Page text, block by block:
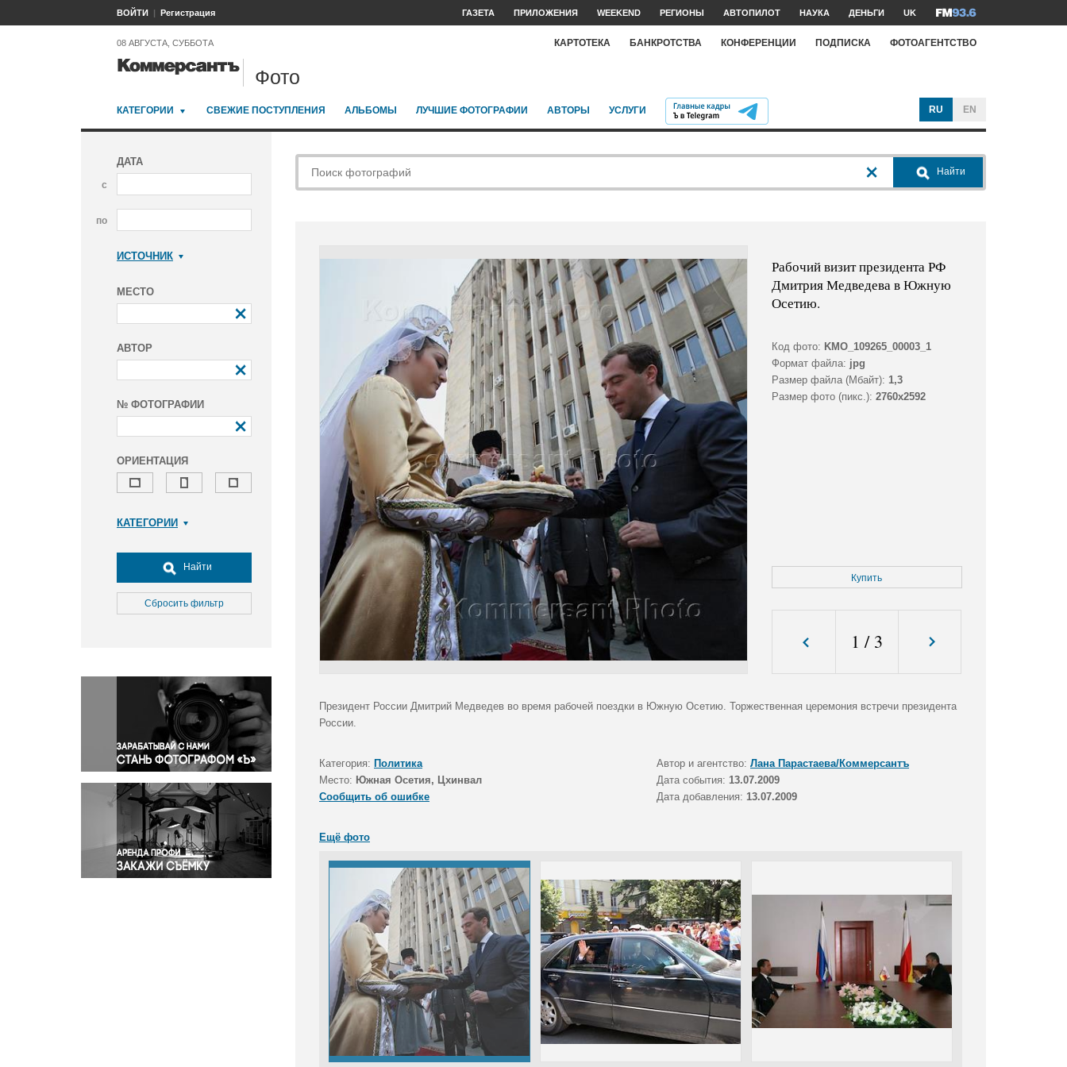
ВОЙТИ Регистрация ГАЗЕТА ПРИЛОЖЕНИЯ WEEKEND РЕГИОНЫ АВТОПИЛОТ НАУКА ДЕНЬГИ UK
08 АВГУСТА, СУББОТА КАРТОТЕКА БАНКРОТСТВА КОНФЕРЕНЦИИ ПОДПИСКА ФОТОАГЕНТСТВО
Фото
КАТЕГОРИИ СВЕЖИЕ ПОСТУПЛЕНИЯ АЛЬБОМЫ ЛУЧШИЕ ФОТОГРАФИИ АВТОРЫ УСЛУГИ RU EN
ДАТА
с
по
ИСТОЧНИК
МЕСТО
АВТОР
№ ФОТОГРАФИИ
ОРИЕНТАЦИЯ
КАТЕГОРИИ
Досуг, туризм и отдых
Культура
Медицина
Окружающая среда
Политика
Правосудие
Происшествия и конфликты
Религия
Светская жизнь
Спорт
Экология
Экономика и бизнес
Найти
Сбросить фильтр
Найти
Рабочий визит президента РФ
Дмитрия Медведева в Южную
Осетию.
Код фото: KMO_109265_00003_1
Формат файла: jpg
Размер файла (Мбайт): 1,3
Размер фото (пикс.): 2760x2592
Купить
1 / 3
Президент России Дмитрий Медведев во время рабочей поездки в Южную Осетию. Торжественная церемония встречи президента
России.
Категория: Политика Автор и агентство: Лана Парастаева/Коммерсантъ
Место: Южная Осетия, Цхинвал Дата события: 13.07.2009
Сообщить об ошибке
Дата добавления: 13.07.2009
Ещё фото